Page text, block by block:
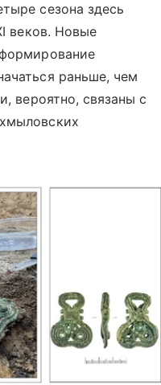
сезона здесь
веков. Новые
раньше, чем
вероятно, связаны с